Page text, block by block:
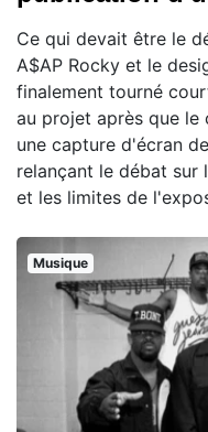
Ce qui devait être le
A$AP Rocky et le
finalement tourné
au projet après que le
une capture d'écran
relançant le débat sur
et les limites de
Musique